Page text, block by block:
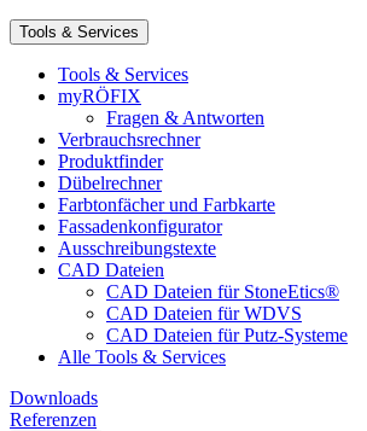
Tools & Services
Tools & Services
myRÖFIX
Fragen & Antworten
Verbrauchsrechner
Produktfinder
Dübelrechner
Farbtonfächer und Farbkarte
Fassadenkonfigurator
Ausschreibungstexte
CAD Dateien
CAD Dateien für StoneEtics®
CAD Dateien für WDVS
CAD Dateien für Putz-Systeme
Alle Tools & Services
Downloads
Referenzen